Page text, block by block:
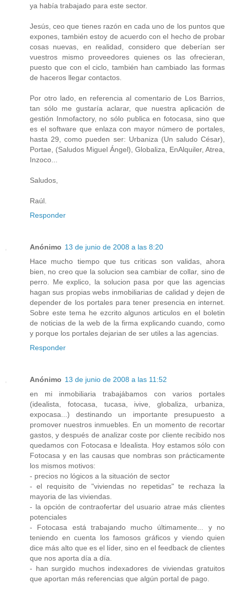
ya había trabajado para este sector.
Jesús, ceo que tienes razón en cada uno de los puntos que
expones, también estoy de acuerdo con el hecho de probar
cosas nuevas, en realidad, considero que deberían ser
vuestros mismo proveedores quienes os las ofrecieran,
puesto que con el ciclo, también han cambiado las formas
de haceros llegar contactos.
Por otro lado, en referencia al comentario de Los Barrios,
tan sólo me gustaría aclarar, que nuestra aplicación de
gestión Inmofactory, no sólo publica en fotocasa, sino que
es el software que enlaza con mayor número de portales,
hasta 29, como pueden ser: Urbaniza (Un saludo César),
Portae, (Saludos Miguel Ángel), Globaliza, EnAlquiler, Atrea,
Inzoco...
Saludos,
Raúl.
Responder
Anónimo 13 de junio de 2008 a las 8:20
Hace mucho tiempo que tus criticas son validas, ahora
bien, no creo que la solucion sea cambiar de collar, sino de
perro. Me explico, la solucion pasa por que las agencias
hagan sus propias webs inmobiliarias de calidad y dejen de
depender de los portales para tener presencia en internet.
Sobre este tema he ezcrito algunos articulos en el boletin
de noticias de la web de la firma explicando cuando, como
y porque los portales dejarian de ser utiles a las agencias.
Responder
Anónimo 13 de junio de 2008 a las 11:52
en mi inmobiliaria trabajábamos con varios portales
(idealista, fotocasa, tucasa, ivive, globaliza, urbaniza,
expocasa...) destinando un importante presupuesto a
promover nuestros inmuebles. En un momento de recortar
gastos, y después de analizar coste por cliente recibido nos
quedamos con Fotocasa e Idealista. Hoy estamos sólo con
Fotocasa y en las causas que nombras son prácticamente
los mismos motivos:
- precios no lógicos a la situación de sector
- el requisito de "viviendas no repetidas" te rechaza la
mayoria de las viviendas.
- la opción de contraofertar del usuario atrae más clientes
potenciales
- Fotocasa está trabajando mucho últimamente... y no
teniendo en cuenta los famosos gráficos y viendo quien
dice más alto que es el líder, sino en el feedback de clientes
que nos aporta día a día.
- han surgido muchos indexadores de viviendas gratuitos
que aportan más referencias que algún portal de pago.